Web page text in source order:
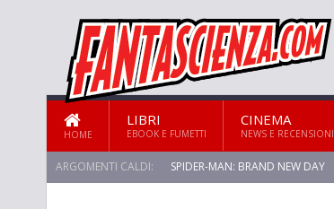
HOME
LIBRI
EBOOK E FUMETTI
CINEMA
NEWS E RECENSIONI
ARGOMENTI CALDI: SPIDER-MAN: BRAND NEW DAY